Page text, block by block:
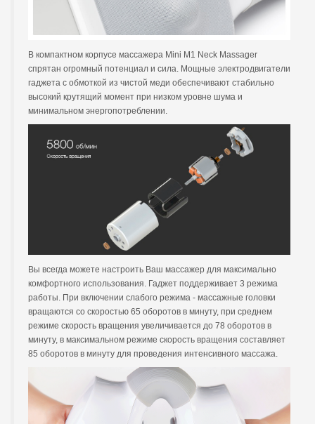
В компактном корпусе массажера Mini M1 Neck Massager
спрятан огромный потенциал и сила. Мощные электродвигатели
гаджета с обмоткой из чистой меди обеспечивают стабильно
высокий крутящий момент при низком уровне шума и
минимальном энергопотреблении.
Вы всегда можете настроить Ваш массажер для максимально
комфортного использования. Гаджет поддерживает 3 режима
работы. При включении слабого режима - массажные головки
вращаются со скоростью 65 оборотов в минуту, при среднем
режиме скорость вращения увеличивается до 78 оборотов в
минуту, в максимальном режиме скорость вращения составляет
85 оборотов в минуту для проведения интенсивного массажа.